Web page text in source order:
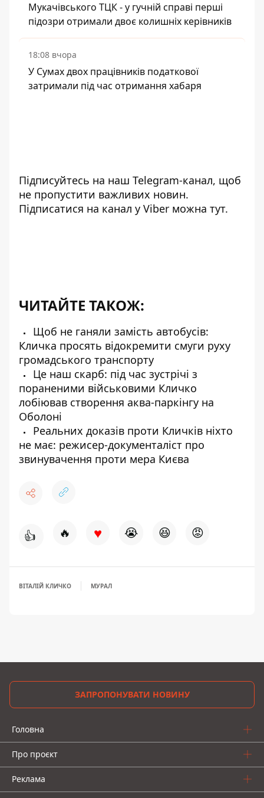
Мукачівського ТЦК - у гучній справі перші
підозри отримали двоє колишніх керівників
18:08 вчора
У Сумах двох працівників податкової
затримали під час отримання хабаря
Підписуйтесь на наш Telegram-канал, щоб
не пропустити важливих новин.
Підписатися на канал у Viber можна тут.
ЧИТАЙТЕ ТАКОЖ:
Щоб не ганяли замість автобусів:
Кличка просять відокремити смуги руху
громадського транспорту
Це наш скарб: під час зустрічі з
пораненими військовими Кличко
лобіював створення аква-паркінгу на
Оболоні
Реальних доказів проти Кличків ніхто
не має: режисер-документаліст про
звинувачення проти мера Києва
👍 🔥 ♥ 😭 😆 😡
ВІТАЛІЙ КЛИЧКО МУРАЛ
ЗАПРОПОНУВАТИ НОВИНУ
Головна
Про проєкт
Реклама